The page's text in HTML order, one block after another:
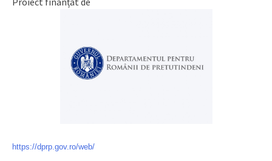
https://dprp.gov.ro/web/